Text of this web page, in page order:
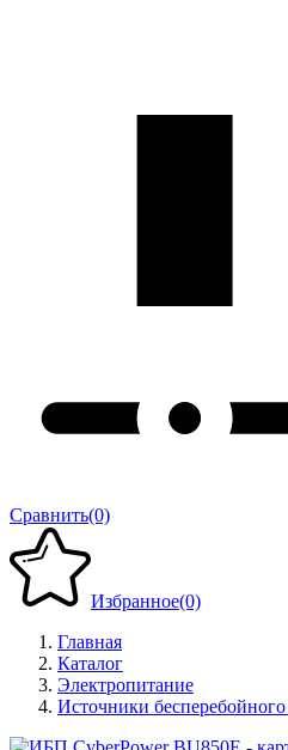
Сравнить(0)
Избранное(0)
Главная
Каталог
Электропитание
Источники